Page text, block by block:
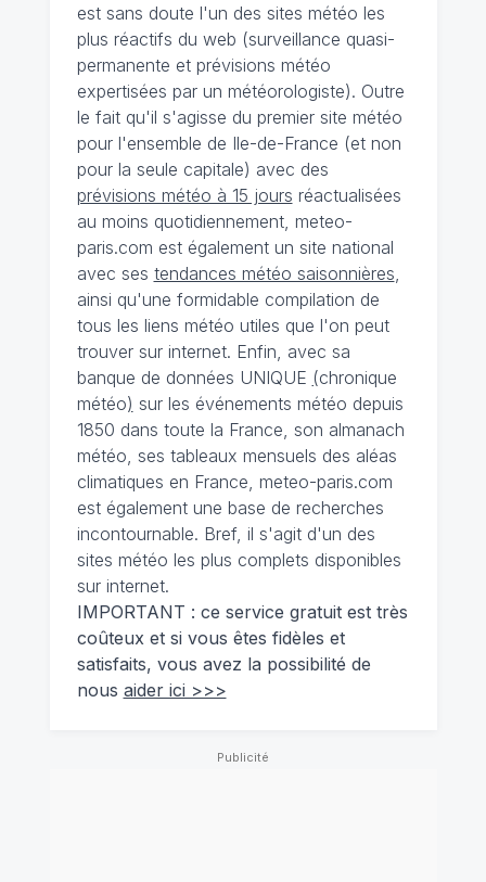
est sans doute l'un des sites météo les
plus réactifs du web (surveillance quasi-
permanente et prévisions météo
expertisées par un météorologiste). Outre
le fait qu'il s'agisse du premier site météo
pour l'ensemble de Ile-de-France (et non
pour la seule capitale) avec des
prévisions météo à 15 jours réactualisées
au moins quotidiennement, meteo-
paris.com est également un site national
avec ses tendances météo saisonnières,
ainsi qu'une formidable compilation de
tous les liens météo utiles que l'on peut
trouver sur internet. Enfin, avec sa
banque de données UNIQUE (chronique
météo) sur les événements météo depuis
1850 dans toute la France, son almanach
météo, ses tableaux mensuels des aléas
climatiques en France, meteo-paris.com
est également une base de recherches
incontournable. Bref, il s'agit d'un des
sites météo les plus complets disponibles
sur internet.
IMPORTANT : ce service gratuit est très
coûteux et si vous êtes fidèles et
satisfaits, vous avez la possibilité de
nous aider ici >>>